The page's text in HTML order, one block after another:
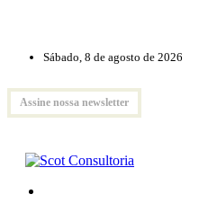
Sábado, 8 de agosto de 2026
Assine nossa newsletter